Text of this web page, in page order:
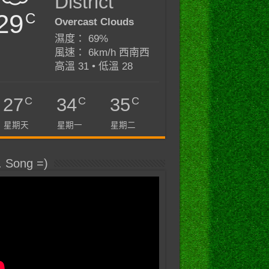
C
Overcast Clouds
濕度： 69%
風速： 6km/h 西南西
高溫 31 • 低溫 28
27C
星期天
34C
星期一
35C
星期二
Song =)